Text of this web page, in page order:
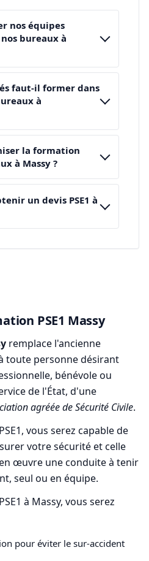
nos équipes
bureaux à
faut-il former dans
à
la formation
à Massy ?
un devis PSE1 à
PSE1 Massy
remplace l'ancienne
toute personne désirant
bénévole ou
de l'État, d'une
agréée de Sécurité Civile.
vous serez capable de
votre sécurité et celle
œuvre une conduite à tenir
seul ou en équipe.
à Massy, vous serez
pour éviter le sur-accident